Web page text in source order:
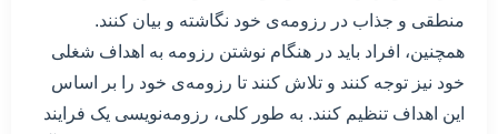
منطقی و جذاب در رزومه‌ی خود نگاشته و بیان کنند.
همچنین، افراد باید در هنگام نوشتن رزومه به اهداف شغلی
خود نیز توجه کنند و تلاش کنند تا رزومه‌ی خود را بر اساس
این اهداف تنظیم کنند. به طور کلی، رزومه‌نویسی یک فرایند